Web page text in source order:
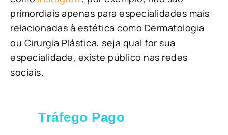
primordiais apenas para especialidades mais
relacionadas à estética como Dermatologia
ou Cirurgia Plástica, seja qual for sua
especialidade, existe público nas redes
sociais.
Tráfego Pago